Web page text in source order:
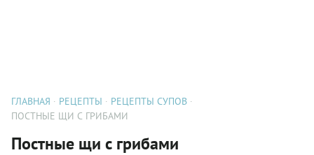
ГЛАВНАЯ РЕЦЕПТЫ
РЕЦЕПТЫ СУПОВ
ПОСТНЫЕ ЩИ С ГРИБАМИ
Постные щи с грибами